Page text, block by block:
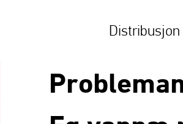
Distribusjon